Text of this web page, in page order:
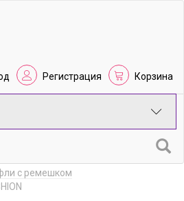
Регистрация Корзина
с ремешком